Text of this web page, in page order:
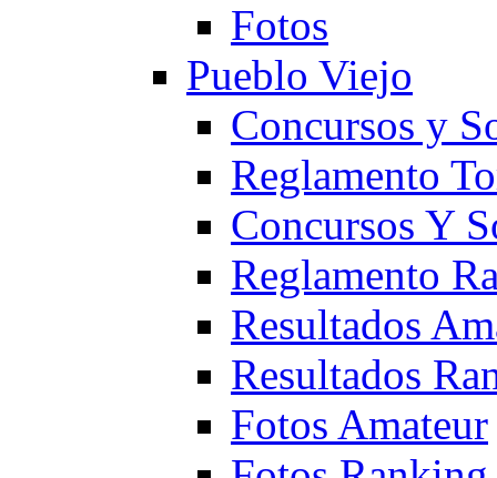
Fotos
Pueblo Viejo
Concursos y
Reglamento
Concursos Y
Reglamento
Resultados
Resultados
Fotos Amateur